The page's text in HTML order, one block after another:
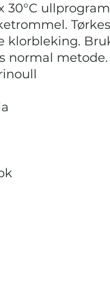
30°C
klorbleking.
normal metode.